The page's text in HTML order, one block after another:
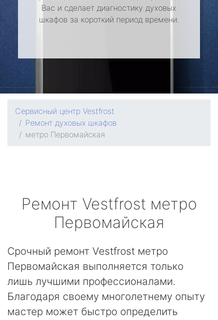
Вас и сделает диагностику духовых
шкафов за короткий период времени.
Сервисный центр Vestfrost
Ремонт духовых шкафов
метро Первомайская
Ремонт Vestfrost метро
Первомайская
Срочный ремонт Vestfrost метро
Первомайская выполняется только
лишь лучшими профессионалами.
Благодаря своему многолетнему опыту
мастер может быстро определить